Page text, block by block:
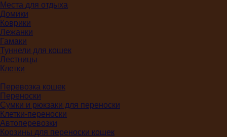
Места для отдыха
Домики
Коврики
Лежанки
Гамаки
Туннели для кошек
Лестницы
Клетки
Перевозка кошек
Переноски
Сумки и рюкзаки для переноски
Клетки-переноски
Автоперевозки
Корзины для переноски кошек